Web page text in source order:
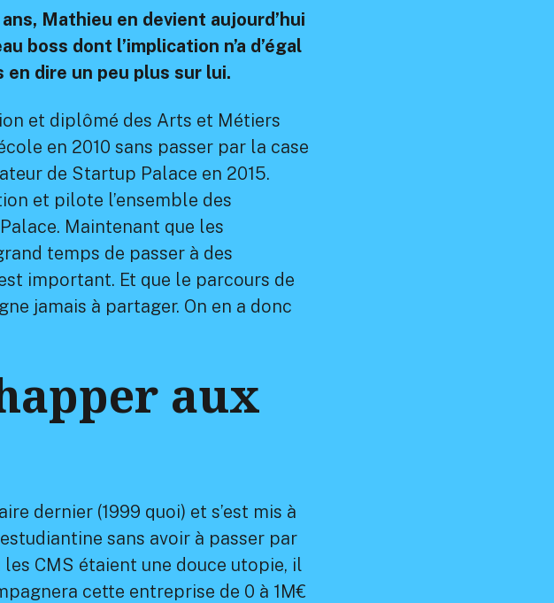
Mathieu en devient aujourd’hui
boss dont l’implication n’a d’égal
en dire un peu plus sur lui.
et diplômé des Arts et Métiers
en 2010 sans passer par la case
de Startup Palace en 2015.
et pilote l’ensemble des
Maintenant que les
temps de passer à des
important. Et que le parcours de
jamais à partager. On en a donc
aux
dernier (1999 quoi) et s’est mis à
sans avoir à passer par
les CMS étaient une douce utopie, il
cette entreprise de 0 à 1M€